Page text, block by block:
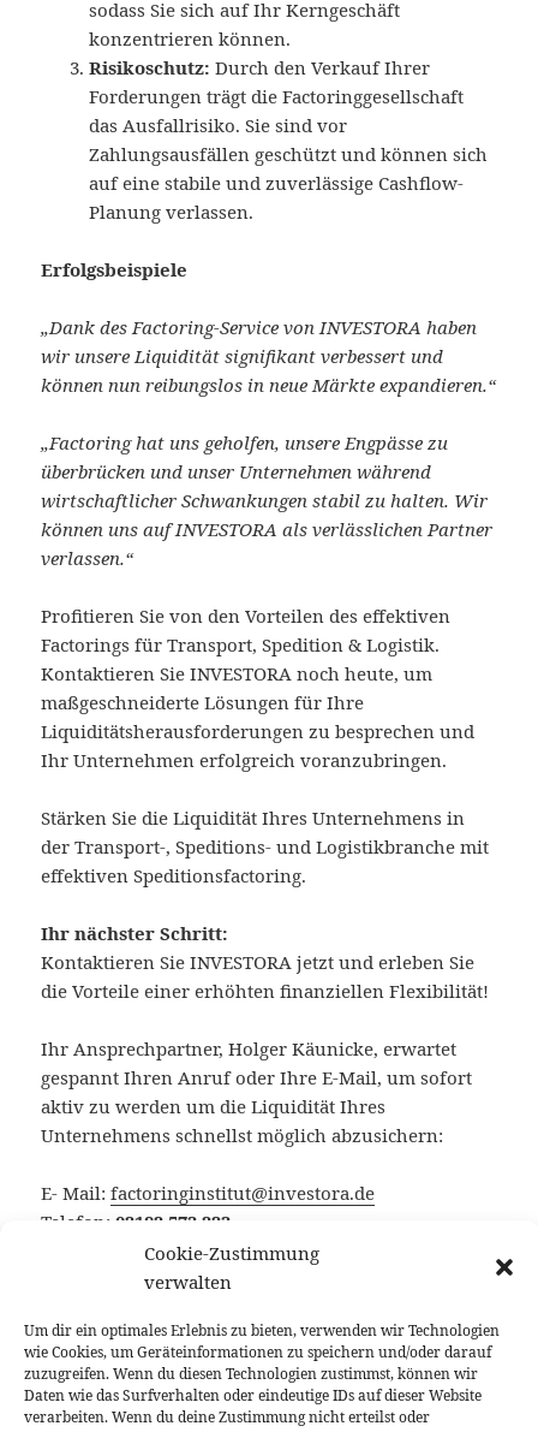
Cookie-Zustimmung
verwalten
Um dir ein optimales Erlebnis zu bieten, verwenden wir Technologien
wie Cookies, um Geräteinformationen zu speichern und/oder darauf
zuzugreifen. Wenn du diesen Technologien zustimmst, können wir
Daten wie das Surfverhalten oder eindeutige IDs auf dieser Website
verarbeiten. Wenn du deine Zustimmung nicht erteilst oder
sodass Sie sich auf Ihr Kerngeschäft
konzentrieren können.
Risikoschutz: Durch den Verkauf Ihrer
Forderungen trägt die Factoringgesellschaft
das Ausfallrisiko. Sie sind vor
Zahlungsausfällen geschützt und können sich
auf eine stabile und zuverlässige Cashflow-
Planung verlassen.
Erfolgsbeispiele
„Dank des Factoring-Service von INVESTORA haben
wir unsere Liquidität signifikant verbessert und
können nun reibungslos in neue Märkte expandieren.“
„Factoring hat uns geholfen, unsere Engpässe zu
überbrücken und unser Unternehmen während
wirtschaftlicher Schwankungen stabil zu halten. Wir
können uns auf INVESTORA als verlässlichen Partner
verlassen.“
Profitieren Sie von den Vorteilen des effektiven
Factorings für Transport, Spedition & Logistik.
Kontaktieren Sie INVESTORA noch heute, um
maßgeschneiderte Lösungen für Ihre
Liquiditätsherausforderungen zu besprechen und
Ihr Unternehmen erfolgreich voranzubringen.
Stärken Sie die Liquidität Ihres Unternehmens in
der Transport-, Speditions- und Logistikbranche mit
effektiven Speditionsfactoring.
Ihr nächster Schritt:
Kontaktieren Sie INVESTORA jetzt und erleben Sie
die Vorteile einer erhöhten finanziellen Flexibilität!
Ihr Ansprechpartner, Holger Käunicke, erwartet
gespannt Ihren Anruf oder Ihre E-Mail, um sofort
aktiv zu werden um die Liquidität Ihres
Unternehmens schnellst möglich abzusichern:
E- Mail:factoringinstitut@investora.de
Telefon:02182 573 223
Vergessen Sie nicht, dass das erste
Zögern Sie nicht, sondern ergreifen Sie jetzt die
Chance, von unserer Expertise zu profitieren.
Unsere Social Media – Kanäle: